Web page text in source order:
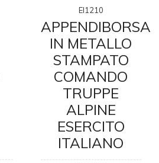
EI1210
APPENDIBORSA
IN METALLO
STAMPATO
COMANDO
TRUPPE
ALPINE
ESERCITO
ITALIANO